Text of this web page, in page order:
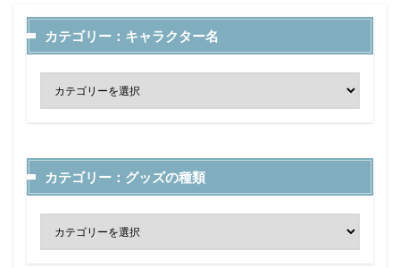
カテゴリー：キャラクター名
カテゴリー：グッズの種類